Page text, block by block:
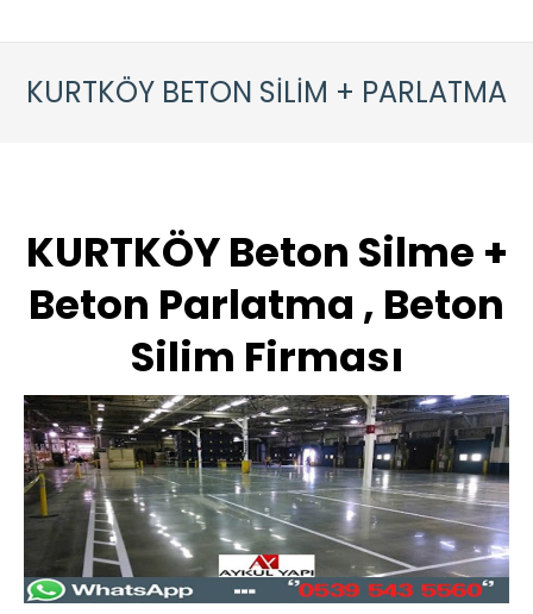
KURTKÖY BETON SİLİM + PARLATMA
KURTKÖY Beton Silme +
Beton Parlatma , Beton
Silim Firması